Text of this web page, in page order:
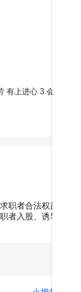
有上进心 3.会开车
职者合法权益的
者入股、诱导求职